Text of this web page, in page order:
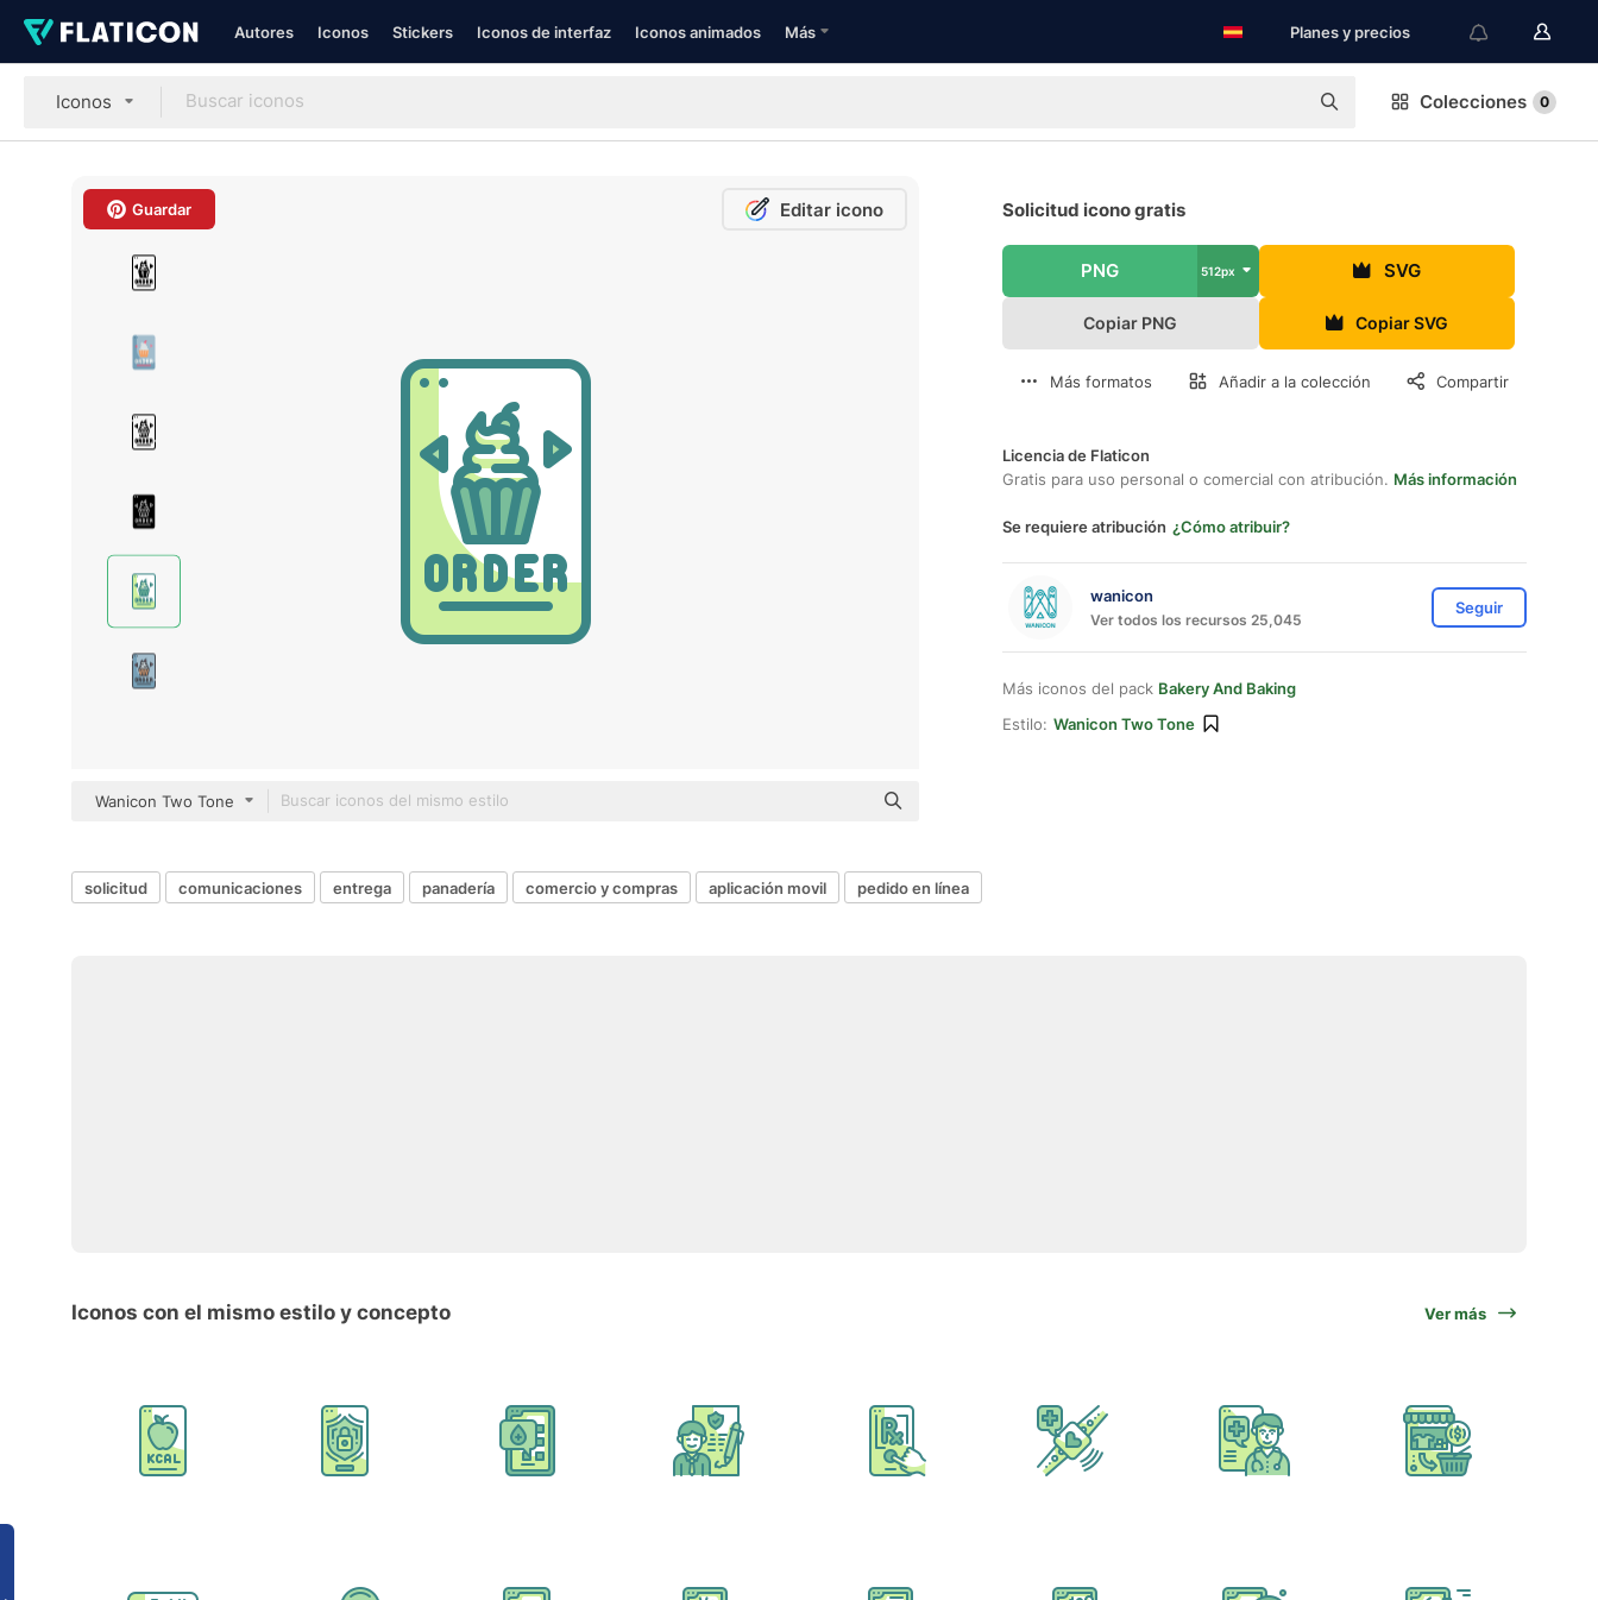
Autores Iconos Stickers Iconos de interfaz Iconos animados Más Planes y precios
Iconos Colecciones 0
Guardar Editar icono
Wanicon Two Tone
Solicitud icono gratis
PNG 512px SVG
Copiar PNG Copiar SVG
Más formatos Añadir a la colección Compartir
Licencia de Flaticon
Gratis para uso personal o comercial con atribución. Más información
Se requiere atribución ¿Cómo atribuir?
wanicon
Ver todos los recursos 25,045
Seguir
Más iconos del pack Bakery And Baking
Estilo: Wanicon Two Tone
solicitud comunicaciones entrega panadería comercio y compras aplicación movil pedido en línea
Iconos con el mismo estilo y concepto Ver más